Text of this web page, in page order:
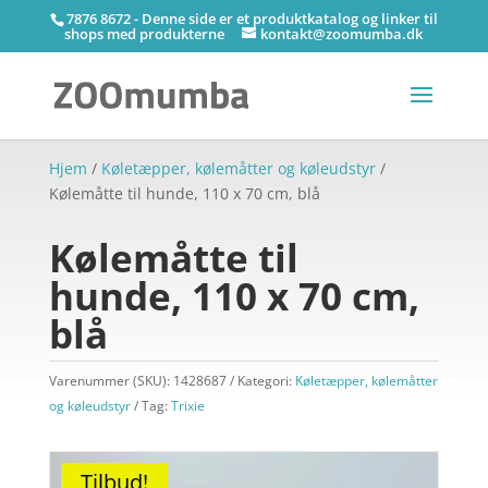
7876 8672 - Denne side er et produktkatalog og linker til
shops med produkterne kontakt@zoomumba.dk
Hjem / Køletæpper, kølemåtter og køleudstyr/
Kølemåtte til hunde, 110 x 70 cm, blå
Kølemåtte til
hunde, 110 x 70 cm,
blå
Varenummer (SKU): 1428687 Kategori: Køletæpper, kølemåtter
og køleudstyr
Tag:Trixie
Tilbud!